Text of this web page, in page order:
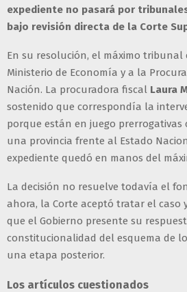
expediente no pasará por
bajo revisión directa de la Corte
En su resolución, el máximo
Ministerio de Economía y a la
Nación. La procuradora fiscal Laura
sostenido que correspondía la
porque están en juego prerrogativas
una provincia frente al Estado
expediente quedó en manos del
La decisión no resuelve todavía el
ahora, la Corte aceptó tratar el caso
que el Gobierno presente su
constitucionalidad del esquema de
una etapa posterior.
Los artículos cuestionados